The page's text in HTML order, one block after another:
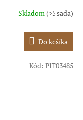
Skladom (>5 sada)
Do košíka
Kód: PIT03485